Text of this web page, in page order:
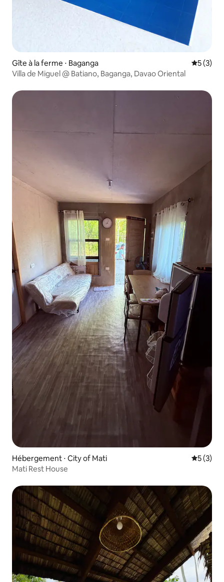
Gîte à la ferme ⋅ Baganga
5 (3)
Villa de Miguel @ Batiano, Baganga, Davao Oriental
Hébergement ⋅ City of Mati
5 (3)
Mati Rest House